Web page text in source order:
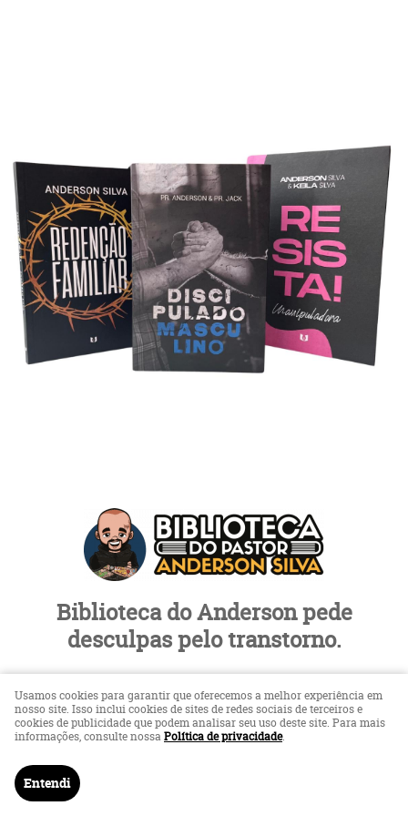
Biblioteca do Anderson pede
desculpas pelo transtorno.
Loja em Manutenção
Usamos cookies para garantir que oferecemos a melhor experiência em
nosso site. Isso inclui cookies de sites de redes sociais de terceiros e
cookies de publicidade que podem analisar seu uso deste site. Para mais
informações, consulte nossaPolítica de privacidade.
Entendi